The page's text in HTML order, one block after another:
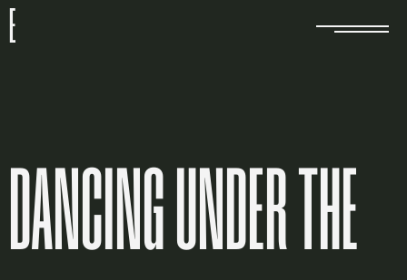
E
DANCING UNDER THE